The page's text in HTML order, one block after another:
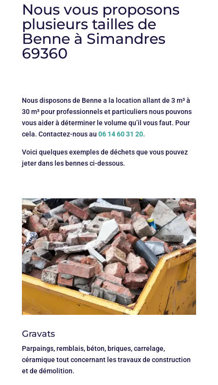
Nous vous proposons
plusieurs tailles de
Benne à Simandres
69360
Nous disposons de Benne a la location allant de 3 m³ à
30 m³ pour professionnels et particuliers nous pouvons
vous aider à déterminer le volume qu’il vous faut. Pour
cela. Contactez-nous au 06 14 60 31 20.
Voici quelques exemples de déchets que vous pouvez
jeter dans les bennes ci-dessous.
Gravats
Parpaings, remblais, béton, briques, carrelage,
céramique tout concernant les travaux de construction
et de démolition.